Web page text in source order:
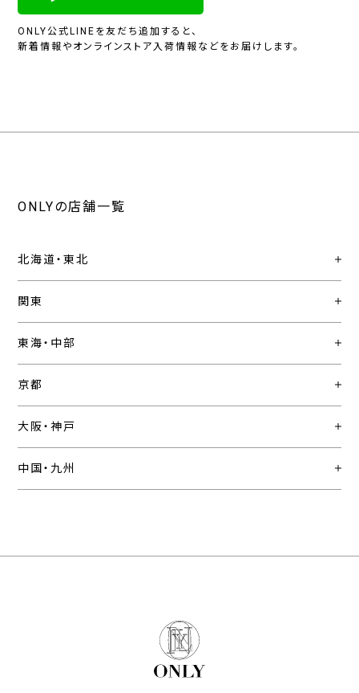
ONLY公式LINEを友だち追加すると、
新着情報やオンラインストア入荷情報などをお届けします。
ONLYの店舗一覧
北海道・東北
関東
東海・中部
京都
大阪・神戸
中国・九州